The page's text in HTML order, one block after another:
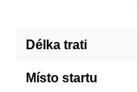
Délka trati
Místo startu